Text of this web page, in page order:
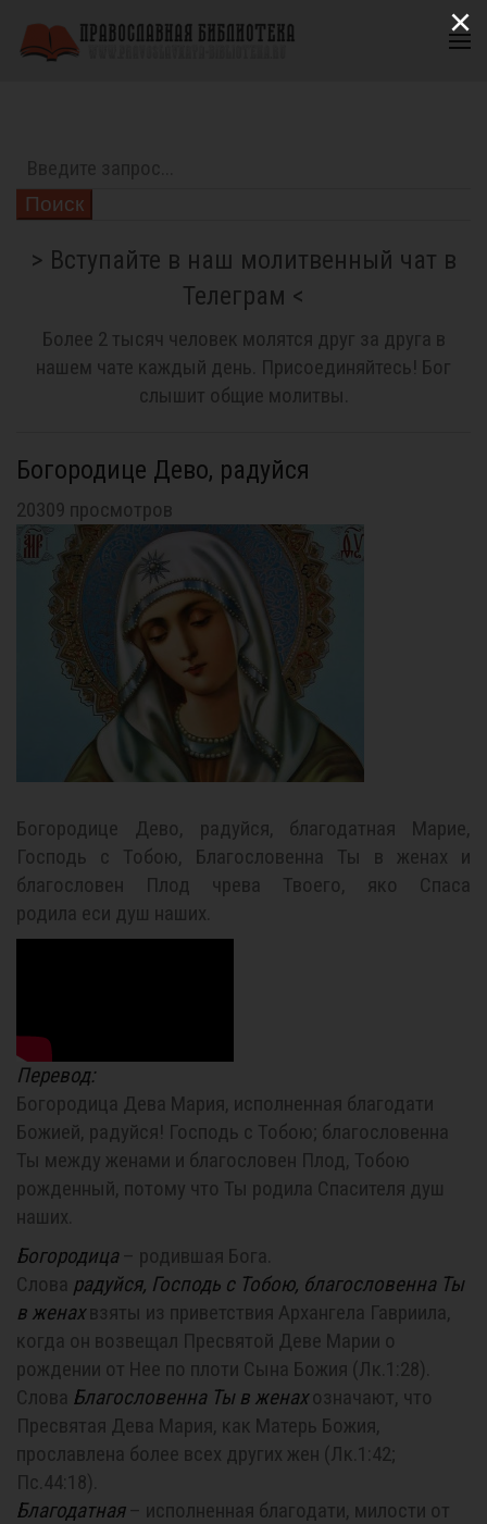
Поиск
> Вступайте в наш молитвенный чат в
Телеграм <
Более 2 тысяч человек молятся друг за друга в
нашем чате каждый день. Присоединяйтесь! Бог
слышит общие молитвы.
Богородице Дево, радуйся
20309 просмотров
Богородице Дево, радуйся, благодатная Марие,
Господь с Тобою, Благословенна Ты в женах и
благословен Плод чрева Твоего, яко Спаса
родила еси душ наших.
Перевод:
Богородица Дева Мария, исполненная благодати
Божией, радуйся! Господь с Тобою; благословенна
Ты между женами и благословен Плод, Тобою
рожденный, потому что Ты родила Спасителя душ
наших.
Богородица– родившая Бога.
Слова радуйся, Господь с Тобою, благословенна Ты
в женахвзяты из приветствия Архангела Гавриила,
когда он возвещал Пресвятой Деве Марии о
рождении от Нее по плоти Сына Божия (Лк.1:28).
Слова Благословенна Ты в женахозначают, что
Пресвятая Дева Мария, как Матерь Божия,
прославлена более всех других жен (Лк.1:42;
Пс.44:18).
Благодатная– исполненная благодати, милости от
×